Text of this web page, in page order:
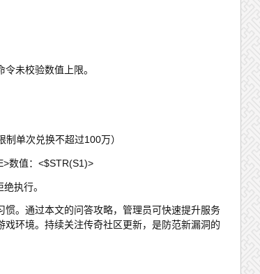
未校验数值上限。
单次兑换不超过100万）
数值：<$STR(S1)>
执行。
。通过本文的问答攻略，管理员可快速提升服务
环境。持续关注传奇社区更新，是防范新漏洞的